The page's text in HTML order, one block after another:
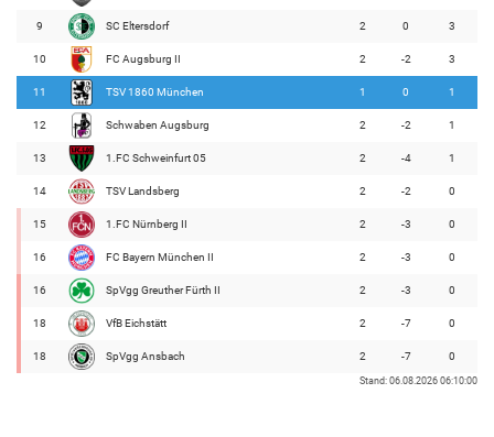
9 SC Eltersdorf 2 0 3
10 FC Augsburg II 2 -2 3
11 TSV 1860 München 1 0 1
12 Schwaben Augsburg 2 -2 1
13 1.FC Schweinfurt 05 2 -4 1
14 TSV Landsberg 2 -2 0
15 1.FC Nürnberg II 2 -3 0
16 FC Bayern München II 2 -3 0
16 SpVgg Greuther Fürth II 2 -3 0
18 VfB Eichstätt 2 -7 0
18 SpVgg Ansbach 2 -7 0
Stand: 06.08.2026 06:10:00